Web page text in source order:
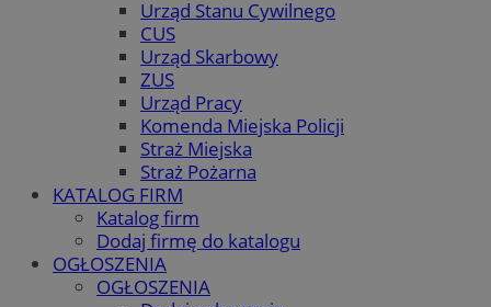
Urząd Stanu Cywilnego
CUS
Urząd Skarbowy
ZUS
Urząd Pracy
Komenda Miejska Policji
Straż Miejska
Straż Pożarna
KATALOG FIRM
Katalog firm
Dodaj firmę do katalogu
OGŁOSZENIA
OGŁOSZENIA